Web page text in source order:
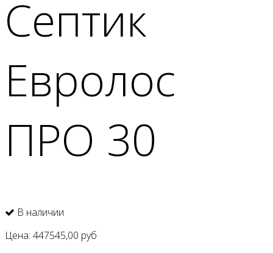
Септик
Евролос
ПРО 30
В наличии
Цена: 447545,00 руб